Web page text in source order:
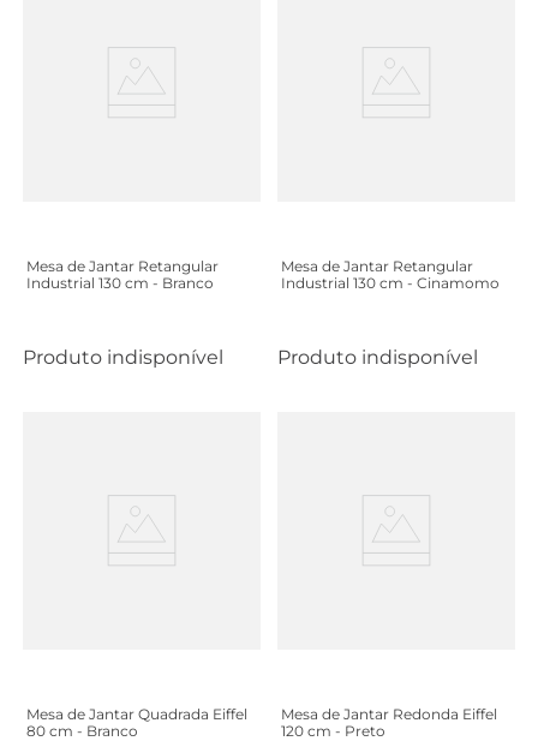
Mesa de Jantar Retangular
Industrial 130 cm - Branco
Produto indisponível
Mesa de Jantar Retangular
Industrial 130 cm - Cinamomo
Produto indisponível
Mesa de Jantar Quadrada Eiffel
80 cm - Branco
Mesa de Jantar Redonda Eiffel
120 cm - Preto